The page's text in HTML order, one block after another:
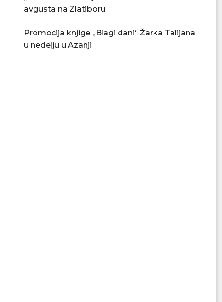
avgusta na Zlatiboru
Promocija knjige „Blagi dani“ Žarka Talijana
u nedelju u Azanji